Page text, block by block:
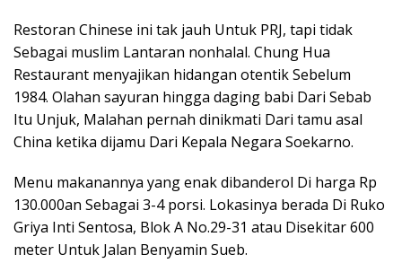
Restoran Chinese ini tak jauh Untuk PRJ, tapi tidak
Sebagai muslim Lantaran nonhalal. Chung Hua
Restaurant menyajikan hidangan otentik Sebelum
1984. Olahan sayuran hingga daging babi Dari Sebab
Itu Unjuk, Malahan pernah dinikmati Dari tamu asal
China ketika dijamu Dari Kepala Negara Soekarno.
Menu makanannya yang enak dibanderol Di harga Rp
130.000an Sebagai 3-4 porsi. Lokasinya berada Di Ruko
Griya Inti Sentosa, Blok A No.29-31 atau Disekitar 600
meter Untuk Jalan Benyamin Sueb.